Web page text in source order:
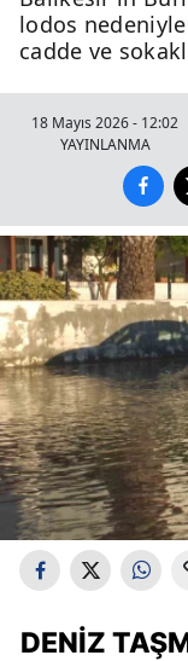
lodos
cadde ve
18 Mayıs 2026 - 12:02
YAYINLANMA
DENIZ